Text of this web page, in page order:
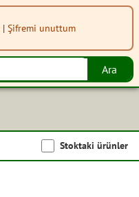
| Şifremi unuttum
Stoktaki ürünler